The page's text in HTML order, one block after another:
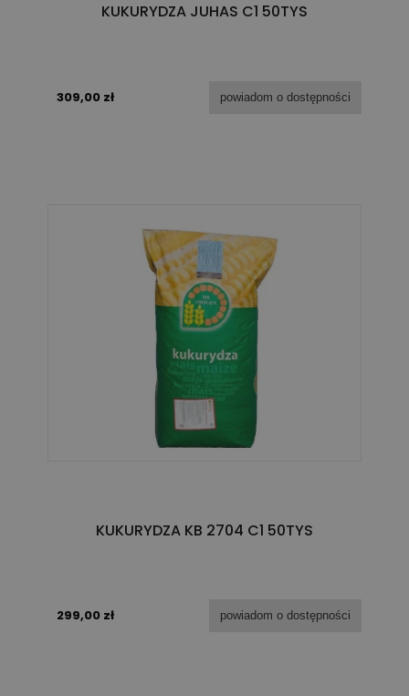
KUKURYDZA JUHAS C1 50TYS
309,00 zł powiadom o dostępności
KUKURYDZA KB 2704 C1 50TYS
299,00 zł powiadom o dostępności